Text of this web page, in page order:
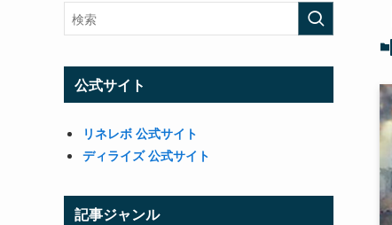
公式サイト
リネレボ 公式サイト
ディライズ 公式サイト
記事ジャンル